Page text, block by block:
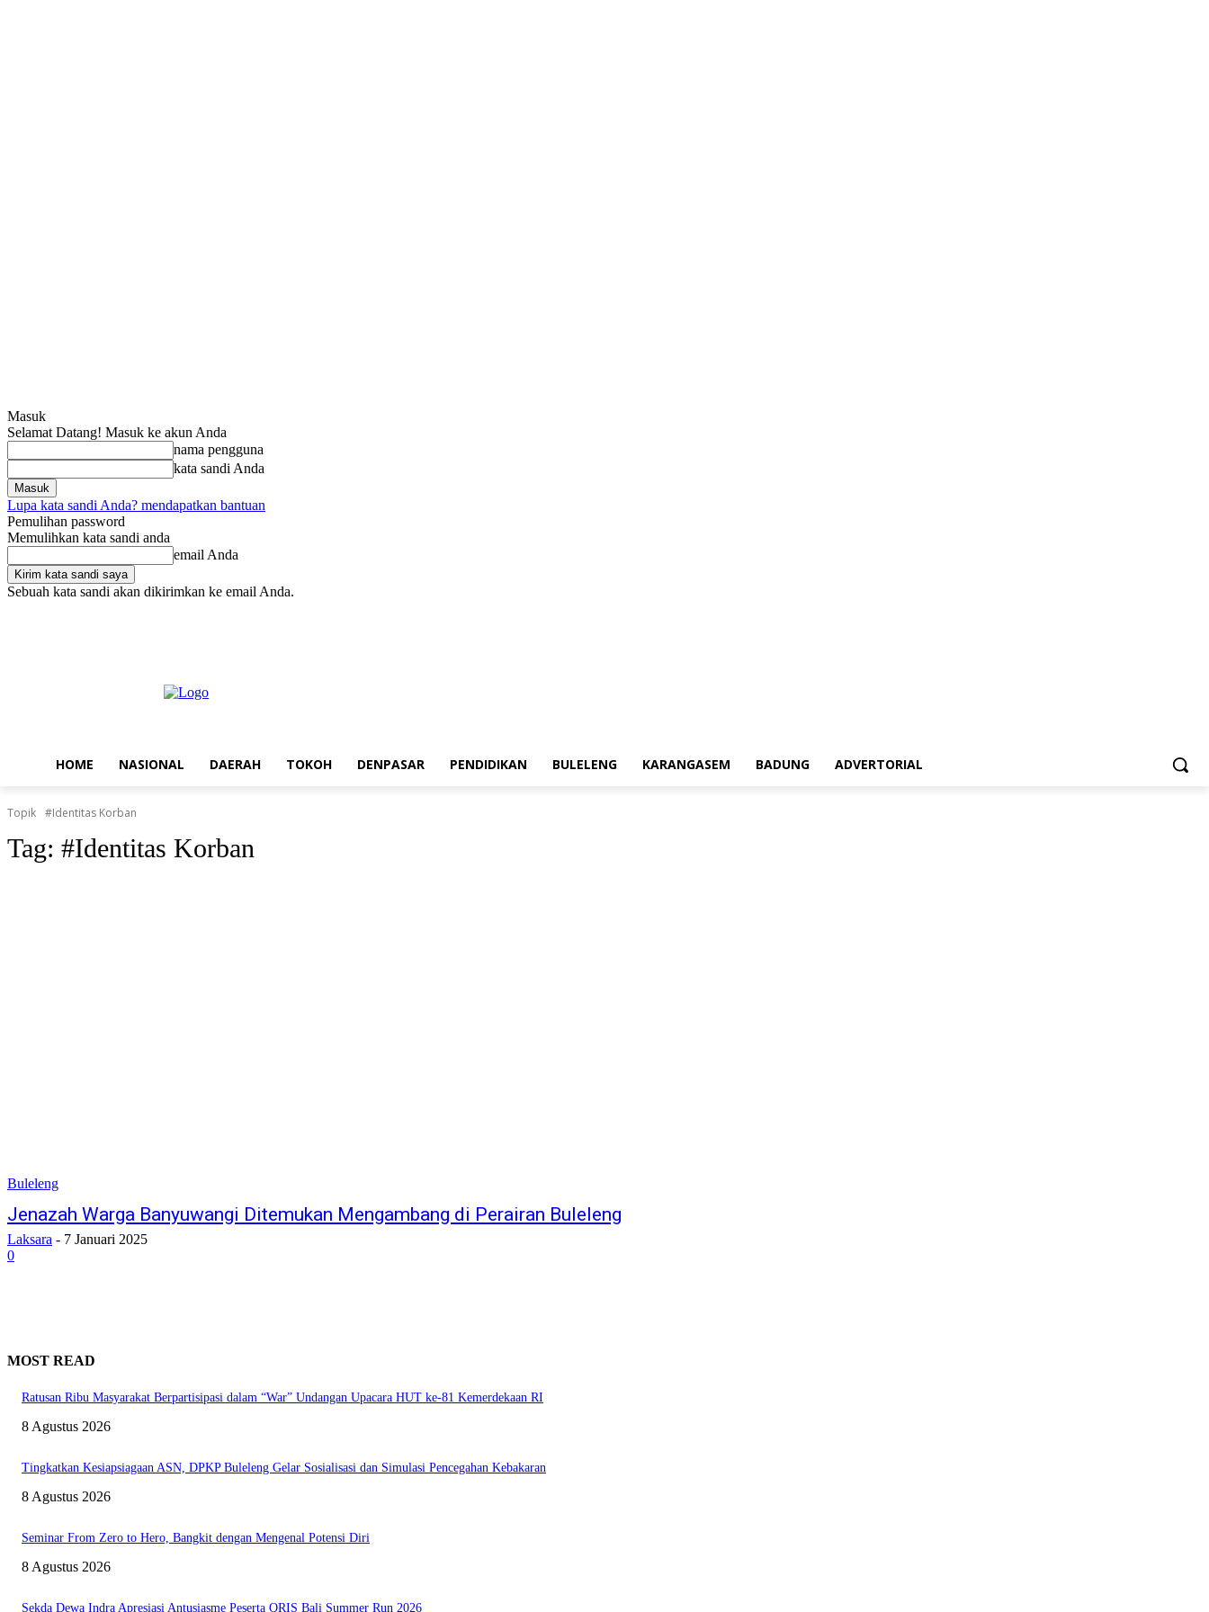
Masuk
Selamat Datang! Masuk ke akun Anda
nama pengguna
kata sandi Anda
Lupa kata sandi Anda? mendapatkan bantuan
Pemulihan password
Memulihkan kata sandi anda
email Anda
Sebuah kata sandi akan dikirimkan ke email Anda.
HOME NASIONAL DAERAH TOKOH DENPASAR PENDIDIKAN BULELENG KARANGASEM BADUNG ADVERTORIAL
Topik #Identitas Korban
Tag: #Identitas Korban
Buleleng
Jenazah Warga Banyuwangi Ditemukan Mengambang di Perairan Buleleng
Laksara - 7 Januari 2025
0
MOST READ
Ratusan Ribu Masyarakat Berpartisipasi dalam “War” Undangan Upacara HUT ke-81 Kemerdekaan RI
8 Agustus 2026
Tingkatkan Kesiapsiagaan ASN, DPKP Buleleng Gelar Sosialisasi dan Simulasi Pencegahan Kebakaran
8 Agustus 2026
Seminar From Zero to Hero, Bangkit dengan Mengenal Potensi Diri
8 Agustus 2026
Sekda Dewa Indra Apresiasi Antusiasme Peserta QRIS Bali Summer Run 2026